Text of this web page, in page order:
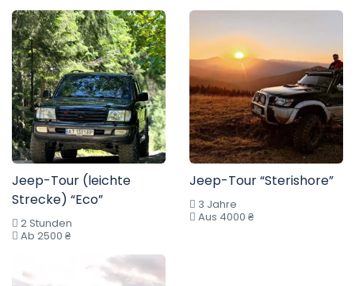
Jeep-Tour (leichte
Strecke) “Eco”
2 Stunden
Ab 2500 ₴
Jeep-Tour “Sterishore”
3 Jahre
Aus 4000 ₴